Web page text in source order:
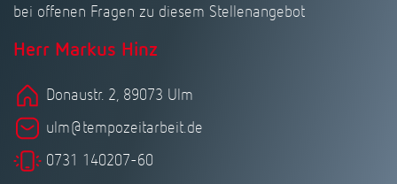
bei offenen Fragen zu diesem Stellenangebot
Herr Markus Hinz
Donaustr. 2, 89073 Ulm
ulm@tempozeitarbeit.de
0731 140207-60